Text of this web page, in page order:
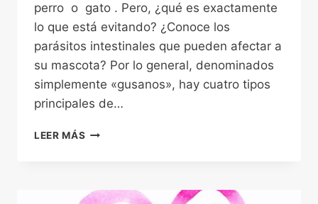
perro o gato . Pero, ¿qué es exactamente
lo que está evitando? ¿Conoce los
parásitos intestinales que pueden afectar a
su mascota? Por lo general, denominados
simplemente «gusanos», hay cuatro tipos
principales de…
LEER MÁS PARÁSITOS
PREVENIR